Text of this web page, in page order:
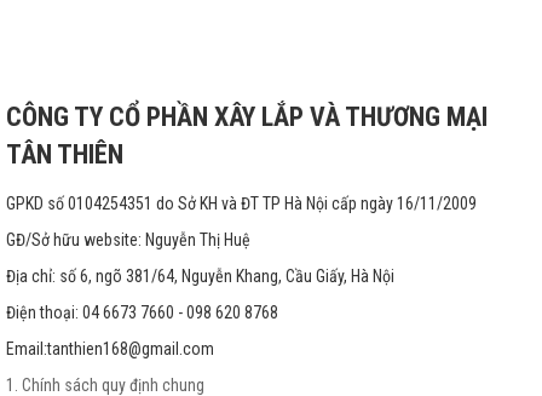
CÔNG TY CỔ PHẦN XÂY LẮP VÀ THƯƠNG MẠI
TÂN THIÊN
GPKD số 0104254351 do Sở KH và ĐT TP Hà Nội cấp ngày 16/11/2009
GĐ/Sở hữu website: Nguyễn Thị Huệ
Địa chỉ: số 6, ngõ 381/64, Nguyễn Khang, Cầu Giấy, Hà Nội
Điện thoại: 04 6673 7660 - 098 620 8768
Email:tanthien168@gmail.com
1. Chính sách quy định chung